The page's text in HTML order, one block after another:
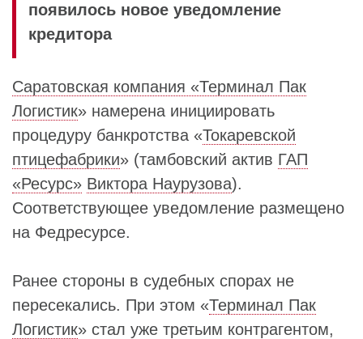
появилось новое уведомление
кредитора
Саратовская компания «Терминал Пак
Логистик» намерена инициировать
процедуру банкротства «Токаревской
птицефабрики» (тамбовский актив ГАП
«Ресурс» Виктора Наурузова).
Соответствующее уведомление размещено
на Федресурсе.
Ранее стороны в судебных спорах не
пересекались. При этом «Терминал Пак
Логистик» стал уже третьим контрагентом,